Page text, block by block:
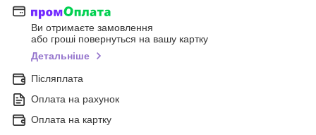
Ви отримаєте замовлення
або гроші повернуться на вашу картку
Детальніше
Післяплата
Оплата на рахунок
Оплата на картку